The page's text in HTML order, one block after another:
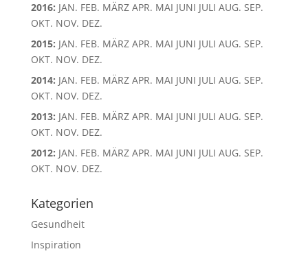
2016: JAN. FEB. MÄRZ APR. MAI JUNI JULI AUG. SEP.
OKT. NOV. DEZ.
2015: JAN. FEB. MÄRZ APR. MAI JUNI JULI AUG. SEP.
OKT. NOV. DEZ.
2014: JAN. FEB. MÄRZ APR. MAI JUNI JULI AUG. SEP.
OKT. NOV. DEZ.
2013: JAN. FEB. MÄRZ APR. MAI JUNI JULI AUG. SEP.
OKT. NOV. DEZ.
2012: JAN. FEB. MÄRZ APR. MAI JUNI JULI AUG. SEP.
OKT. NOV. DEZ.
Kategorien
Gesundheit
Inspiration